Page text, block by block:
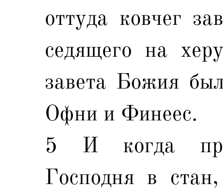
оттуда ковчег
седящего на
завета Божия
Офни и Финеес.
5 И когда
Господня в